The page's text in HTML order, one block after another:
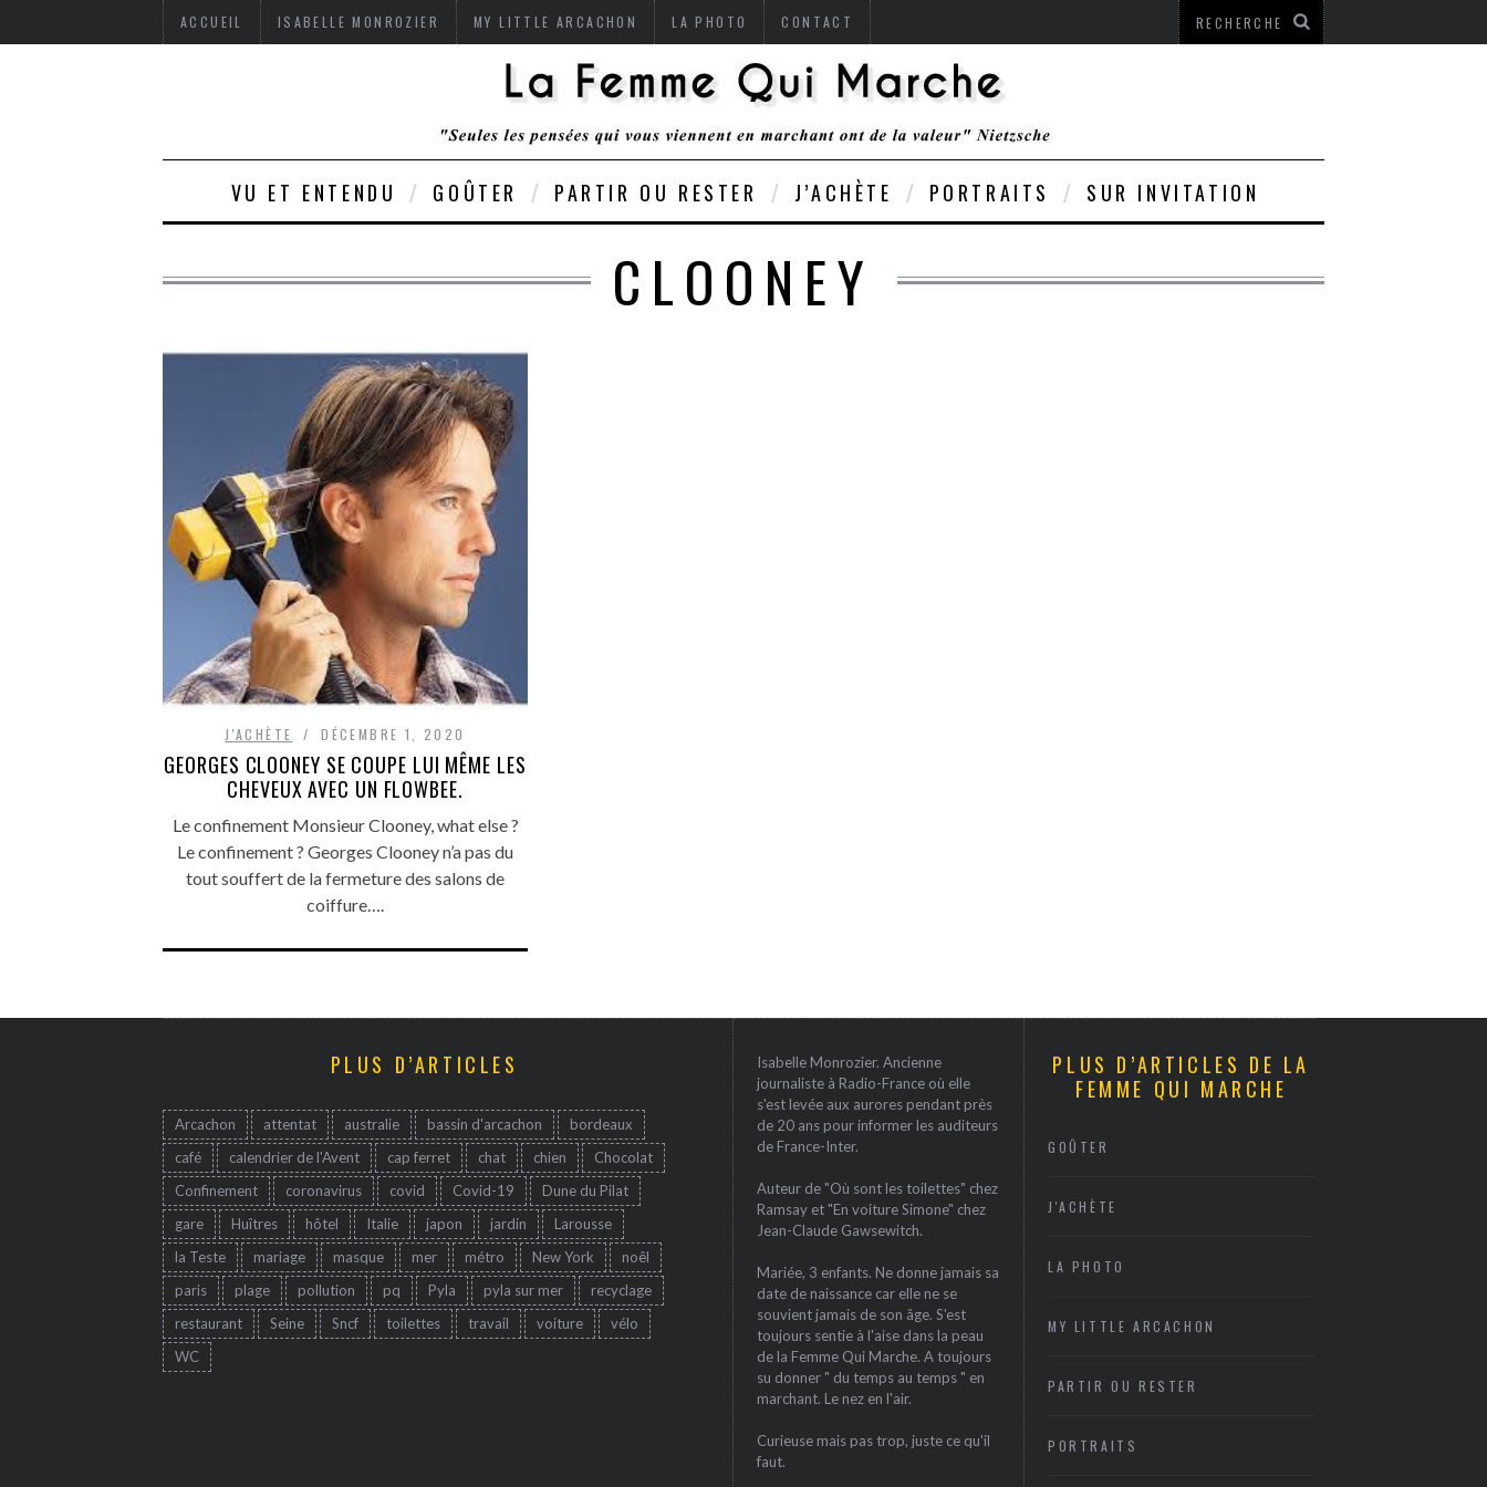
ACCUEIL ISABELLE MONROZIER MY LITTLE ARCACHON LA PHOTO CONTACT
VU ET ENTENDU GOÛTER PARTIR OU RESTER J’ACHÈTE PORTRAITS SUR INVITATION
CLOONEY
J'ACHÈTE DÉCEMBRE 1, 2020
GEORGES CLOONEY SE COUPE LUI MÊME LES
CHEVEUX AVEC UN FLOWBEE.
Le confinement Monsieur Clooney, what else ?
Le confinement ? Georges Clooney n’a pas du
tout souffert de la fermeture des salons de
coiffure….
PLUS D’ARTICLES
Arcachon attentat australie bassin d'arcachon
bordeaux
café
calendrier de l'Avent cap ferret chat chien
Chocolat
Confinement
coronavirus covid Covid-19
Dune du Pilat
gare
Huîtres hôtel Italie japon jardin
Larousse
la Teste
mariage masque mer métro New York
noêl
paris
plage pollution pq Pyla pyla sur mer
recyclage
restaurant
Seine Sncf toilettes travail voiture
vélo
WC
Isabelle Monrozier. Ancienne
journaliste à Radio-France où elle
s'est levée aux aurores pendant près
de 20 ans pour informer les auditeurs
de France-Inter.
Auteur de "Où sont les toilettes" chez
Ramsay et "En voiture Simone" chez
Jean-Claude Gawsewitch.
Mariée, 3 enfants. Ne donne jamais sa
date de naissance car elle ne se
souvient jamais de son âge. S'est
toujours sentie à l'aise dans la peau
de la Femme Qui Marche. A toujours
su donner " du temps au temps " en
marchant. Le nez en l'air.
Curieuse mais pas trop, juste ce qu'il
faut.
PLUS D’ARTICLES DE LA
FEMME QUI MARCHE
GOÛTER
J'ACHÈTE
LA PHOTO
MY LITTLE ARCACHON
PARTIR OU RESTER
PORTRAITS